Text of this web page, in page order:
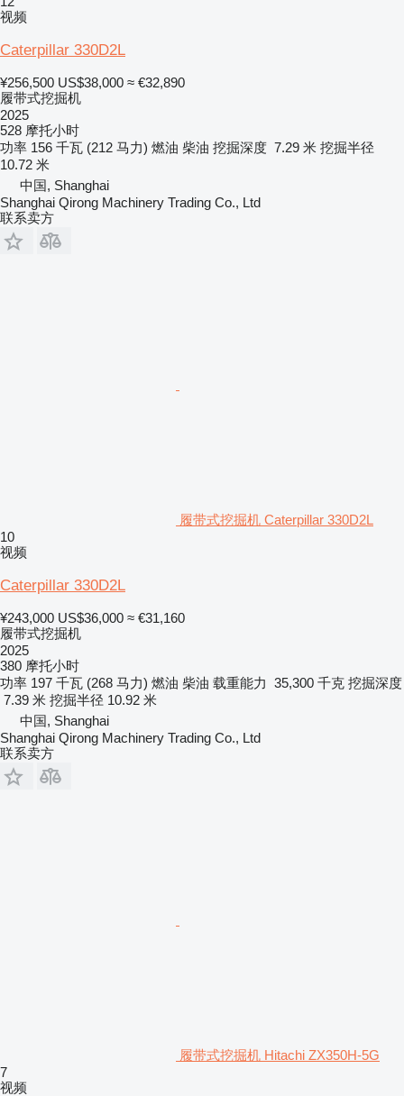
视频
Caterpillar 330D2L
¥256,500 US$38,000 ≈ €32,890
履带式挖掘机
2025
528 摩托小时
功率 156 千瓦 (212 马力) 燃油 柴油 挖掘深度 7.29 米 挖掘半径
10.72 米
中国, Shanghai
Shanghai Qirong Machinery Trading Co., Ltd
联系卖方
履带式挖掘机 Caterpillar 330D2L
10
视频
Caterpillar 330D2L
¥243,000 US$36,000 ≈ €31,160
履带式挖掘机
2025
380 摩托小时
功率 197 千瓦 (268 马力) 燃油 柴油 载重能力 35,300 千克 挖掘深度
7.39 米 挖掘半径 10.92 米
中国, Shanghai
Shanghai Qirong Machinery Trading Co., Ltd
联系卖方
履带式挖掘机 Hitachi ZX350H-5G
7
视频